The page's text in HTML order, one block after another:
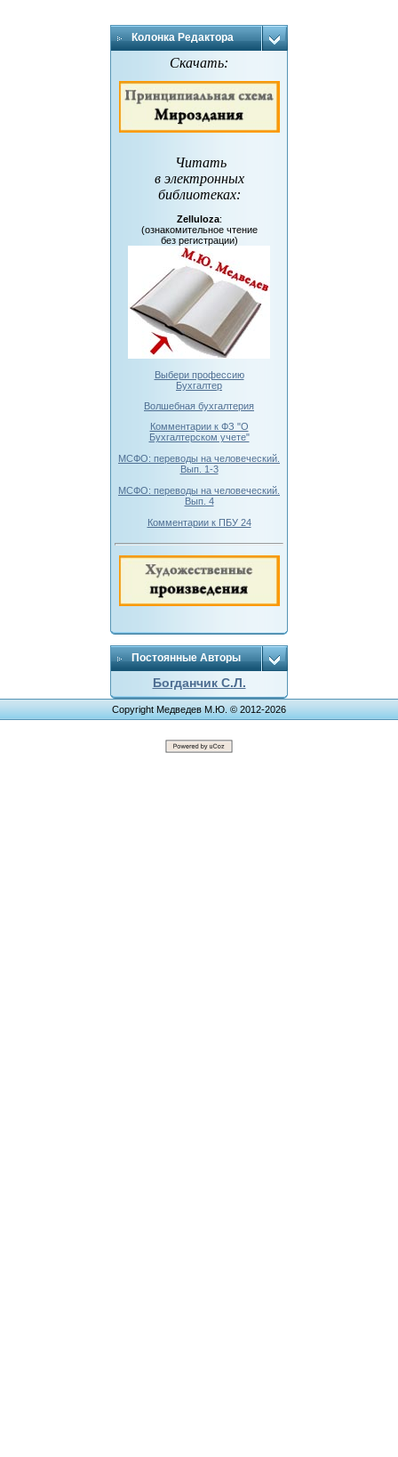
Колонка Редактора
Скачать:
Читать
в электронных
библиотеках:
Zelluloza:
(ознакомительное чтение
без регистрации)
Выбери профессию
Бухгалтер
Волшебная бухгалтерия
Комментарии к ФЗ "О
Бухгалтерском учете"
МСФО: переводы на человеческий.
Вып. 1-3
МСФО: переводы на человеческий.
Вып. 4
Комментарии к ПБУ 24
Постоянные Авторы
Богданчик С.Л.
Copyright Медведев М.Ю. © 2012-2026